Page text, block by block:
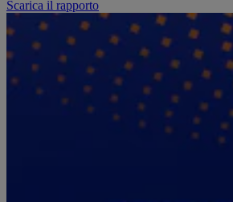
Scarica il rapporto